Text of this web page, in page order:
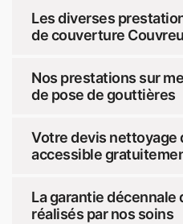
Les diverses
de couverture
Nos prestations sur
de pose de gouttières
Votre devis nettoyage
accessible
La garantie décennale
réalisés par nos soins